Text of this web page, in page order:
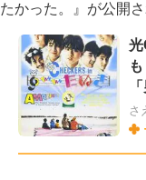
たかった。』が公開さ
光
さ